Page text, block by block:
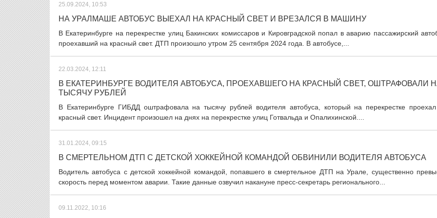
25.09.2024, 10:53
НА УРАЛМАШЕ АВТОБУС ВЫЕХАЛ НА КРАСНЫЙ СВЕТ И ВРЕЗАЛСЯ В МАШИНУ
В Екатеринбурге на перекрестке улиц Бакинских комиссаров и Кировградской попал в аварию пассажирский
проехавший на красный свет. ДТП произошло утром 25 сентября 2024 года. В автобусе,...
22.03.2024, 12:11
В ЕКАТЕРИНБУРГЕ ВОДИТЕЛЯ АВТОБУСА, ПРОЕХАВШЕГО НА КРАСНЫЙ СВЕТ, ОШТРАФОВАЛИ
ТЫСЯЧУ РУБЛЕЙ
В Екатеринбурге ГИБДД оштрафовала на тысячу рублей водителя автобуса, который на перекрестке
красный свет. Инцидент произошел на днях на перекрестке улиц Готвальда и Опалихинской....
31.01.2024, 09:15
В СМЕРТЕЛЬНОМ ДТП С ДЕТСКОЙ ХОККЕЙНОЙ КОМАНДОЙ ОБВИНИЛИ ВОДИТЕЛЯ АВТОБУСА
Водитель автобуса с детской хоккейной командой, попавшего в смертельное ДТП на Урале, существенно
скорость перед моментом аварии. Такие данные озвучил накануне пресс-секретарь регионального...
09.11.2022, 10:16